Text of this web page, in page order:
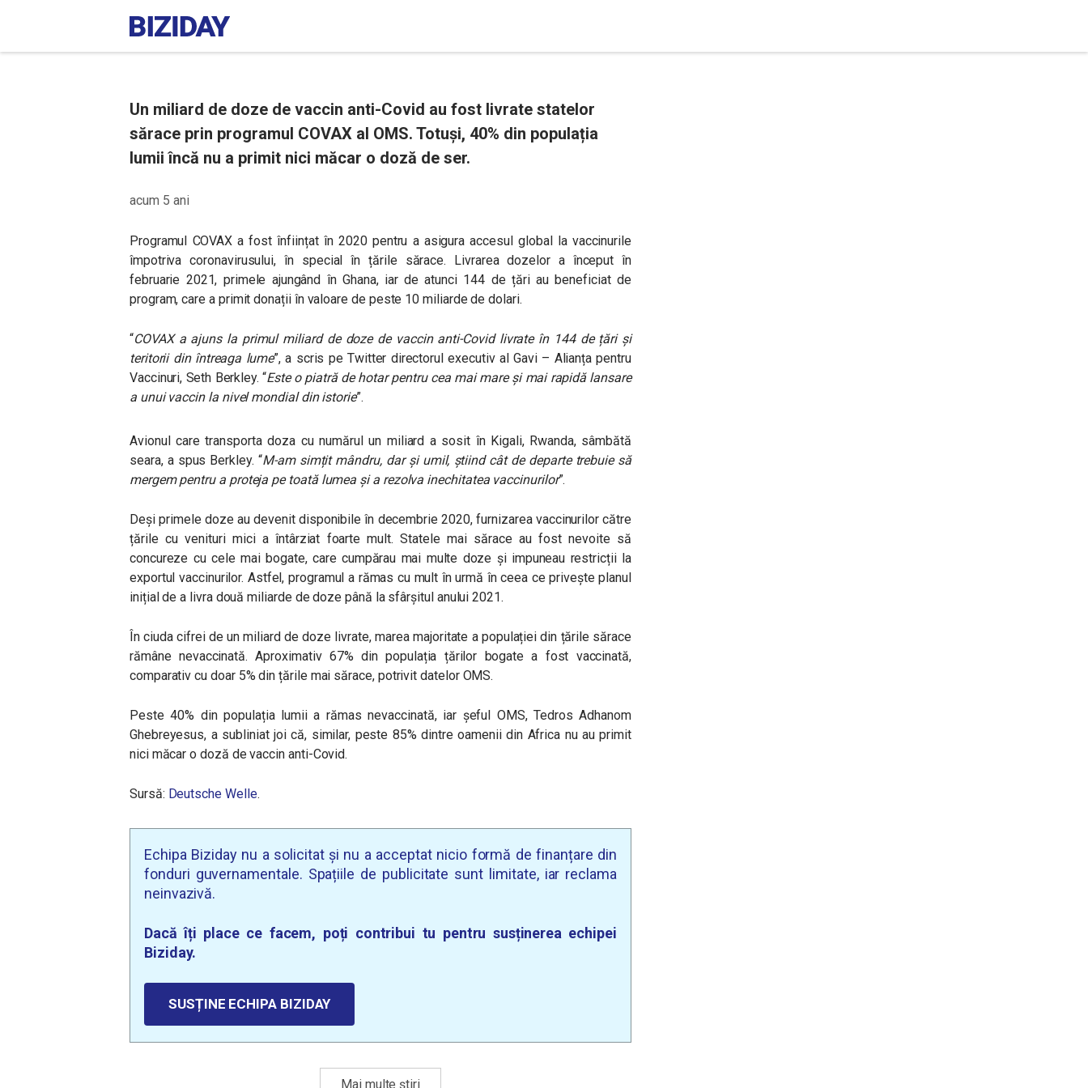
Un miliard de doze de vaccin anti-Covid au fost livrate statelor
sărace prin programul COVAX al OMS. Totuși, 40% din populația
lumii încă nu a primit nici măcar o doză de ser.
acum 5 ani
Programul COVAX a fost înființat în 2020 pentru a asigura accesul global la vaccinurile
împotriva coronavirusului, în special în țările sărace. Livrarea dozelor a început în
februarie 2021, primele ajungând în Ghana, iar de atunci 144 de țări au beneficiat de
program, care a primit donații în valoare de peste 10 miliarde de dolari.
“COVAX a ajuns la primul miliard de doze de vaccin anti-Covid livrate în 144 de țări și
teritorii din întreaga lume”, a scris pe Twitter directorul executiv al Gavi – Alianța pentru
Vaccinuri, Seth Berkley. “Este o piatră de hotar pentru cea mai mare și mai rapidă lansare
a unui vaccin la nivel mondial din istorie”.
Avionul care transporta doza cu numărul un miliard a sosit în Kigali, Rwanda, sâmbătă
seara, a spus Berkley. “M-am simțit mândru, dar și umil, știind cât de departe trebuie să
mergem pentru a proteja pe toată lumea și a rezolva inechitatea vaccinurilor”.
Deși primele doze au devenit disponibile în decembrie 2020, furnizarea vaccinurilor către
țările cu venituri mici a întârziat foarte mult. Statele mai sărace au fost nevoite să
concureze cu cele mai bogate, care cumpărau mai multe doze și impuneau restricții la
exportul vaccinurilor. Astfel, programul a rămas cu mult în urmă în ceea ce privește planul
inițial de a livra două miliarde de doze până la sfârșitul anului 2021.
În ciuda cifrei de un miliard de doze livrate, marea majoritate a populației din țările sărace
rămâne nevaccinată. Aproximativ 67% din populația țărilor bogate a fost vaccinată,
comparativ cu doar 5% din țările mai sărace, potrivit datelor OMS.
Peste 40% din populația lumii a rămas nevaccinată, iar șeful OMS, Tedros Adhanom
Ghebreyesus, a subliniat joi că, similar, peste 85% dintre oamenii din Africa nu au primit
nici măcar o doză de vaccin anti-Covid.
Sursă: Deutsche Welle.
Echipa Biziday nu a solicitat și nu a acceptat nicio formă de finanțare din
fonduri guvernamentale. Spațiile de publicitate sunt limitate, iar reclama
neinvazivă.
Dacă îți place ce facem, poți contribui tu pentru susținerea echipei
Biziday.
SUSȚINE ECHIPA BIZIDAY
Mai multe știri